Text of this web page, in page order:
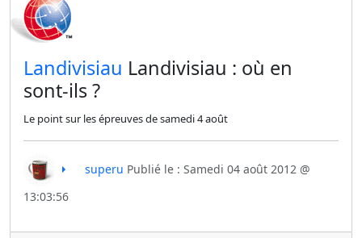
​Landivisiau Landivisiau : où en
sont-ils ?
Le point sur les épreuves de samedi 4 août
superu Publié le : Samedi 04 août 2012 @
13:03:56